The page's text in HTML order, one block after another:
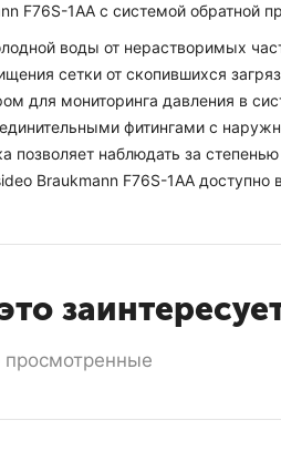
F76S-1AA с системой обратной
воды от нерастворимых
сетки от скопившихся
для мониторинга давления в
фитингами с
позволяет наблюдать за
Braukmann F76S-1AA доступно